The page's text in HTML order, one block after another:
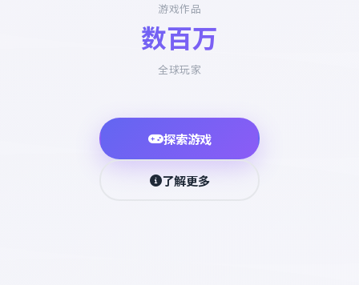
游戏作品
数百万
全球玩家
探索游戏
了解更多